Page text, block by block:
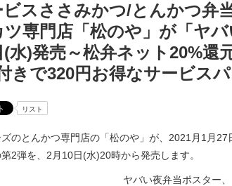
ビスささみかつ/とんかつ弁
ツ専門店「松のや」が「ヤ
(水)発売～松弁ネット20%還
きで320円お得なサービス
リスト
のとんかつ専門店の「松のや」が、2021月1月27
第2弾を、2月10日(水)20時から発売します。
ヤバい夜弁当ポスター、